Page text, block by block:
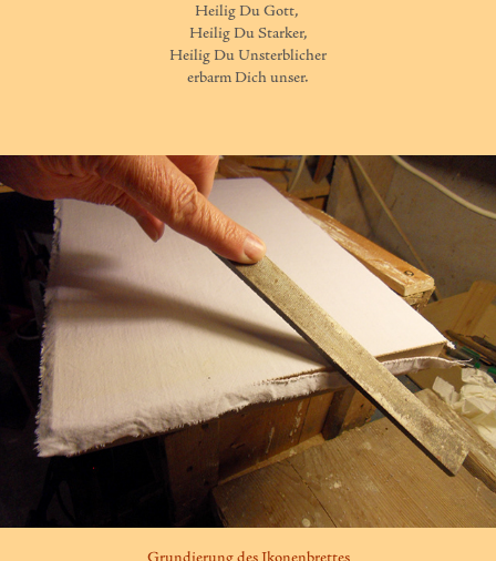
Heilig Du Gott,
Heilig Du Starker,
Heilig Du Unsterblicher
erbarm Dich unser.